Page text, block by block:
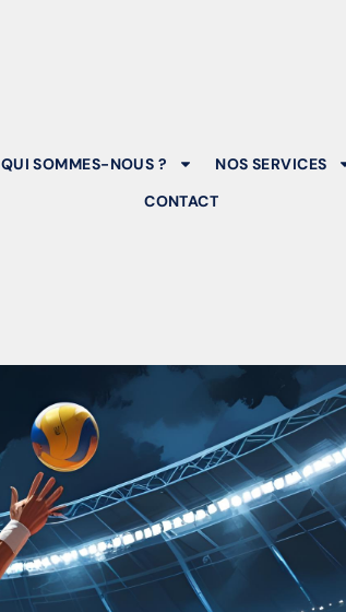
QUI SOMMES-NOUS ? NOS SERVICES
CONTACT